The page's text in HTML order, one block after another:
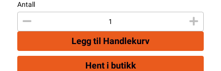
Antall
Legg til Handlekurv
Hent i butikk